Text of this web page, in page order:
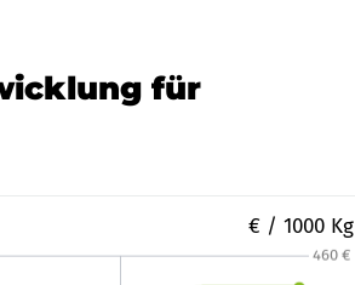
für
€ / 1000 Kg